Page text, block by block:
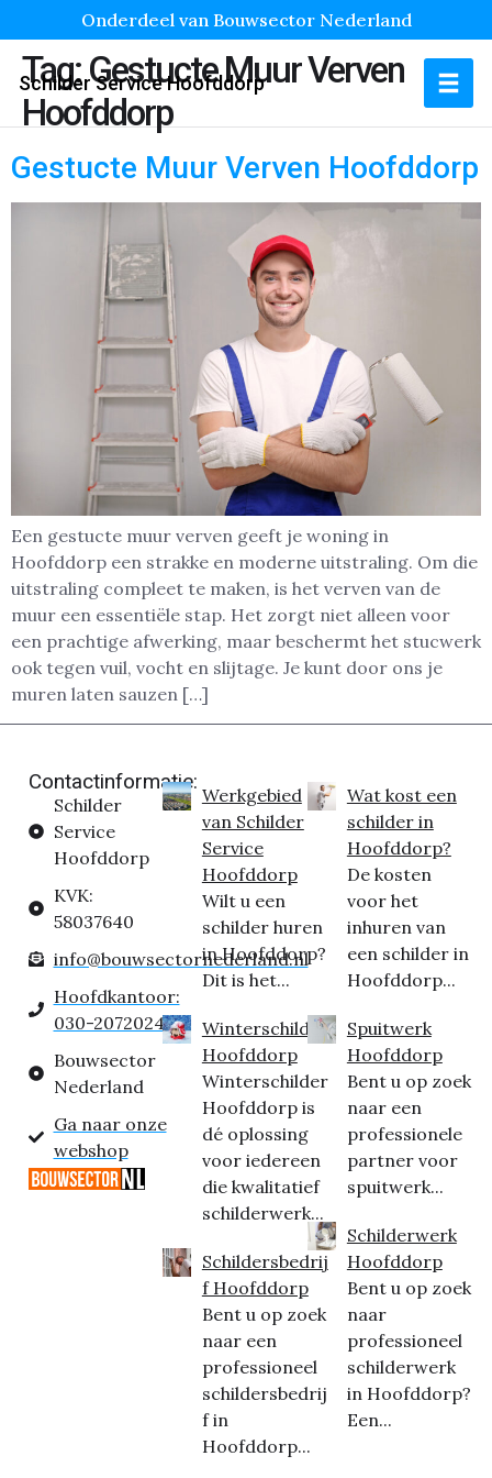
Onderdeel van Bouwsector Nederland
Schilder Service Hoofddorp
Tag:Gestucte Muur Verven
Hoofddorp
Gestucte Muur Verven Hoofddorp
Een gestucte muur verven geeft je woning in
Hoofddorp een strakke en moderne uitstraling. Om die
uitstraling compleet te maken, is het verven van de
muur een essentiële stap. Het zorgt niet alleen voor
een prachtige afwerking, maar beschermt het stucwerk
ook tegen vuil, vocht en slijtage. Je kunt door ons je
muren laten sauzen […]
Contactinformatie:
Schilder
Service
Hoofddorp
KVK:
58037640
info@bouwsectornederland.nl
Hoofdkantoor:
030-2072024
Bouwsector
Nederland
Ga naar onze
webshop
Werkgebied
van Schilder
Service
Hoofddorp
Wilt u een
schilder huren
in Hoofddorp?
Dit is het...
Winterschilder
Hoofddorp
Winterschilder
Hoofddorp is
dé oplossing
voor iedereen
die kwalitatief
schilderwerk...
Schildersbedrij
f Hoofddorp
Bent u op zoek
naar een
professioneel
schildersbedrij
f in
Hoofddorp...
Wat kost een
schilder in
Hoofddorp?
De kosten
voor het
inhuren van
een schilder in
Hoofddorp...
Spuitwerk
Hoofddorp
Bent u op zoek
naar een
professionele
partner voor
spuitwerk...
Schilderwerk
Hoofddorp
Bent u op zoek
naar
professioneel
schilderwerk
in Hoofddorp?
Een...